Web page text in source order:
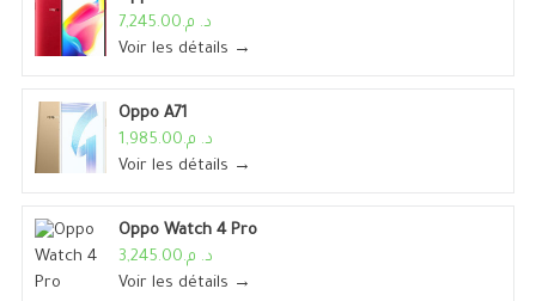
د. م.7,245.00
Voir les détails →
Oppo A71
د. م.1,985.00
Voir les détails →
Oppo Watch 4 Pro
د. م.3,245.00
Voir les détails →